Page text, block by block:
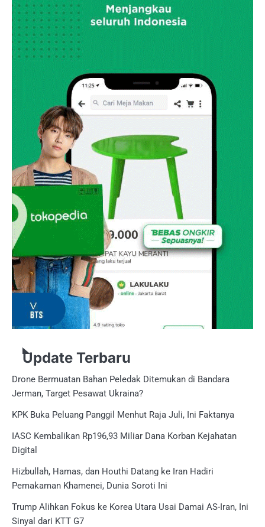
Update Terbaru
Drone Bermuatan Bahan Peledak Ditemukan di Bandara
Jerman, Target Pesawat Ukraina?
KPK Buka Peluang Panggil Menhut Raja Juli, Ini Faktanya
IASC Kembalikan Rp196,93 Miliar Dana Korban Kejahatan
Digital
Hizbullah, Hamas, dan Houthi Datang ke Iran Hadiri
Pemakaman Khamenei, Dunia Soroti Ini
Trump Alihkan Fokus ke Korea Utara Usai Damai AS-Iran, Ini
Sinyal dari KTT G7